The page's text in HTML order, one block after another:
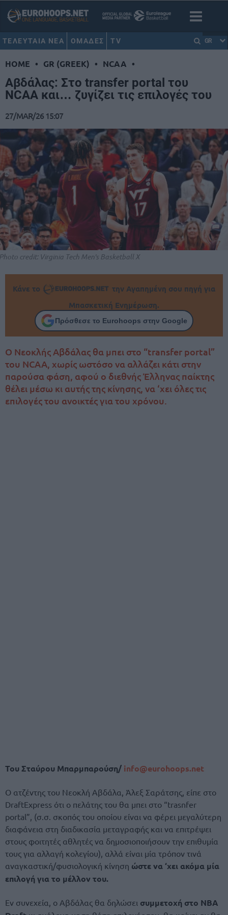
ΤΕΛΕΥΤΑΙΑ ΝΕΑ ΟΜΑΔΕΣ TV GR
HOME • GR (GREEK) • NCAA •
Αβδάλας: Στο transfer portal του
NCAA και… ζυγίζει τις επιλογές του
27/MAR/26 15:07
credit: Virginia Tech Men's Basketball X
Κάνε το
την Αγαπημένη σου πηγή για
Μπασκετική Ενημέρωση.
Πρόσθεσε το Eurohoops στην Google
Ο Νεοκλής Αβδάλας θα μπει στο “transfer portal”
του NCAA, χωρίς ωστόσο να αλλάζει κάτι στην
παρούσα φάση, αφού ο διεθνής Έλληνας παίκτης
θέλει μέσω κι αυτής της κίνησης, να ‘χει όλες τις
επιλογές του ανοικτές για του χρόνου.
Του Σταύρου Μπαρμπαρούση/ info@eurohoops.net
Ο ατζέντης του Νεοκλή Αβδάλα, Άλεξ Σαράτσης, είπε στο
DraftExpress ότι ο πελάτης του θα μπει στο “trasnfer
portal”, (σ.σ. σκοπός του οποίου είναι να φέρει μεγαλύτερη
διαφάνεια στη διαδικασία μεταγραφής και να επιτρέψει
στους φοιτητές αθλητές να δημοσιοποιήσουν την επιθυμία
τους για αλλαγή κολεγίου), αλλά είναι μία τρόπον τινά
αναγκαστική/φυσιολογική κίνηση ώστε να ‘χει ακόμα μία
επιλογή για το μέλλον του.
Εν συνεχεία, ο Αβδάλας θα δηλώσει συμμετοχή στο NBA